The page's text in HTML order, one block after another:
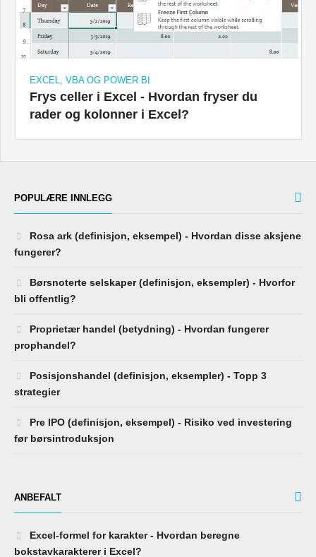
EXCEL, VBA OG POWER BI
Frys celler i Excel - Hvordan fryser du
rader og kolonner i Excel?
POPULÆRE INNLEGG
Rosa ark (definisjon, eksempel) - Hvordan disse aksjene
fungerer?
Børsnoterte selskaper (definisjon, eksempler) - Hvorfor
bli offentlig?
Proprietær handel (betydning) - Hvordan fungerer
prophandel?
Posisjonshandel (definisjon, eksempler) - Topp 3
strategier
Pre IPO (definisjon, eksempel) - Risiko ved investering
før børsintroduksjon
ANBEFALT
Excel-formel for karakter - Hvordan beregne
bokstavkarakterer i Excel?